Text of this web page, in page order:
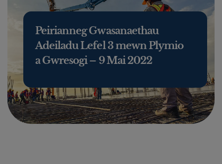
Peirianneg Gwasanaethau
Adeiladu Lefel 3 mewn Plymio
a Gwresogi – 9 Mai 2022